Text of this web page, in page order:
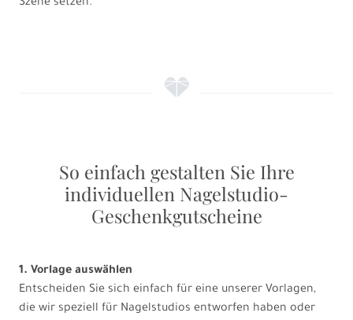
Szene setzen.
f
So einfach gestalten Sie Ihre
individuellen Nagelstudio-
Geschenkgutscheine
1. Vorlage auswählen
Entscheiden Sie sich einfach für eine unserer Vorlagen,
die wir speziell für Nagelstudios entworfen haben oder